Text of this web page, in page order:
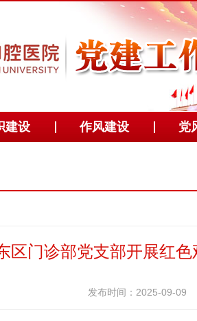
建设 作风建设 党
区门诊部党支部开展红
发布时间：2025-09-09